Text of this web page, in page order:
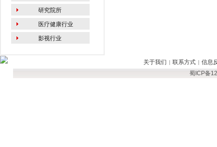
研究院所
医疗健康行业
影视行业
关于我们 | 联系方式 | 信息
蜀ICP备